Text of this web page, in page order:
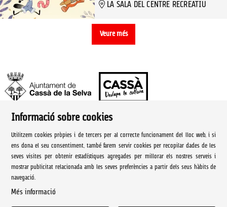
LA SALA DEL CENTRE RECREATIU
Veure més
Ajuntament de Cassà de la Selva | Àrea de cultura
Rambla Onze de Setembre, 107
Cassà de la Selva Tel. 972 460 005
culturacassa@cassa.cat
Informació sobre cookies
Utilitzem cookies pròpies i de tercers per al correcte funcionament del lloc web, i si
ens dona el seu consentiment, també farem servir cookies per recopilar dades de les
seves visites per obtenir estadístiques agregades per millorar els nostres serveis i
mostrar publicitat relacionada amb les seves preferències a partir dels seus hàbits de
navegació.
Més informació